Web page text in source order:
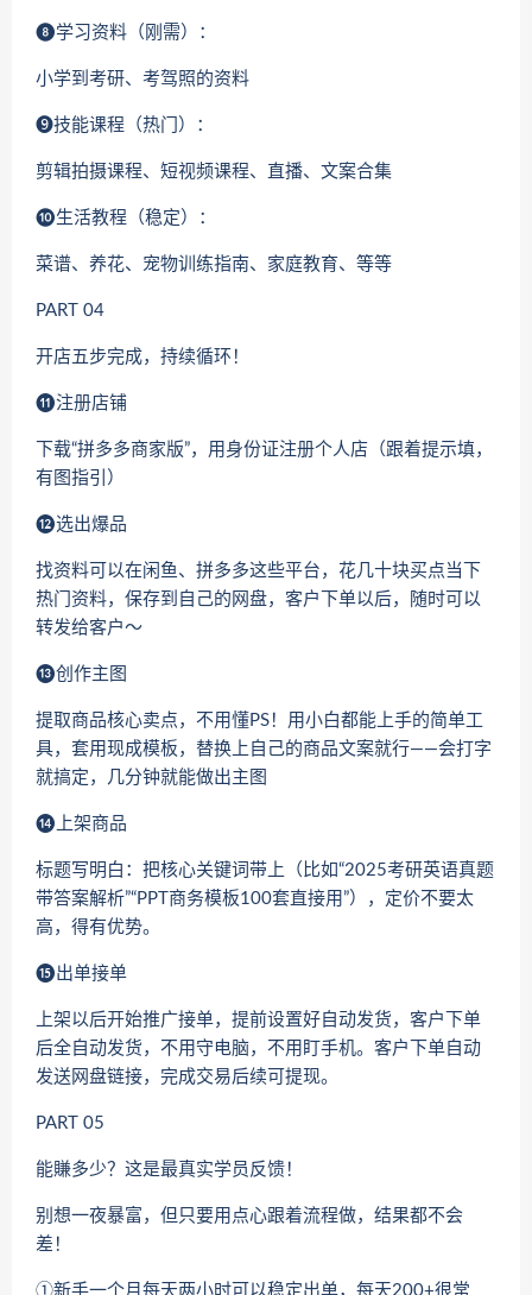
❽学习资料（刚需）：
小学到考研、考驾照的资料
➒技能课程（热门）：
剪辑拍摄课程、短视频课程、直播、文案合集
❿生活教程（稳定）：
菜谱、养花、宠物训练指南、家庭教育、等等
PART 04
开店五步完成，持续循环！
⓫注册店铺
下载“拼多多商家版”，用身份证注册个人店（跟着提示填，
有图指引）
⓬选出爆品
找资料可以在闲鱼、拼多多这些平台，花几十块买点当下
热门资料，保存到自己的网盘，客户下单以后，随时可以
转发给客户～
⓭创作主图
提取商品核心卖点，不用懂PS！用小白都能上手的简单工
具，套用现成模板，替换上自己的商品文案就行——会打字
就搞定，几分钟就能做出主图
⓮上架商品
标题写明白：把核心关键词带上（比如“2025考研英语真题
带答案解析”“PPT商务模板100套直接用”），定价不要太
高，得有优势。
⓯出单接单
上架以后开始推广接单，提前设置好自动发货，客户下单
后全自动发货，不用守电脑，不用盯手机。客户下单自动
发送网盘链接，完成交易后续可提现。
PART 05
能賺多少？这是最真实学员反馈！
别想一夜暴富，但只要用点心跟着流程做，结果都不会
差！
➀新手一个月每天两小时可以稳定出单，每天200+很常